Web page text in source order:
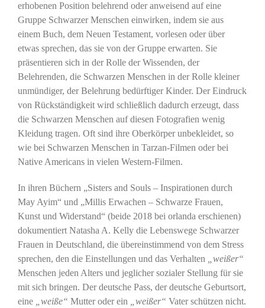
erhobenen Position belehrend oder anweisend auf eine
Gruppe Schwarzer Menschen einwirken, indem sie aus
einem Buch, dem Neuen Testament, vorlesen oder über
etwas sprechen, das sie von der Gruppe erwarten. Sie
präsentieren sich in der Rolle der Wissenden, der
Belehrenden, die Schwarzen Menschen in der Rolle kleiner
unmündiger, der Belehrung bedürftiger Kinder. Der Eindruck
von Rückständigkeit wird schließlich dadurch erzeugt, dass
die Schwarzen Menschen auf diesen Fotografien wenig
Kleidung tragen. Oft sind ihre Oberkörper unbekleidet, so
wie bei Schwarzen Menschen in Tarzan-Filmen oder bei
Native Americans in vielen Western-Filmen.
In ihren Büchern „Sisters and Souls – Inspirationen durch
May Ayim“ und „Millis Erwachen – Schwarze Frauen,
Kunst und Widerstand“ (beide 2018 bei orlanda erschienen)
dokumentiert Natasha A. Kelly die Lebenswege Schwarzer
Frauen in Deutschland, die übereinstimmend von dem Stress
sprechen, den die Einstellungen und das Verhalten
„weißer“
Menschen jeden Alters und jeglicher sozialer Stellung für sie
mit sich bringen. Der deutsche Pass, der deutsche Geburtsort,
eine
„weiße“ Mutter oder ein „weißer“ Vater schützen nicht.